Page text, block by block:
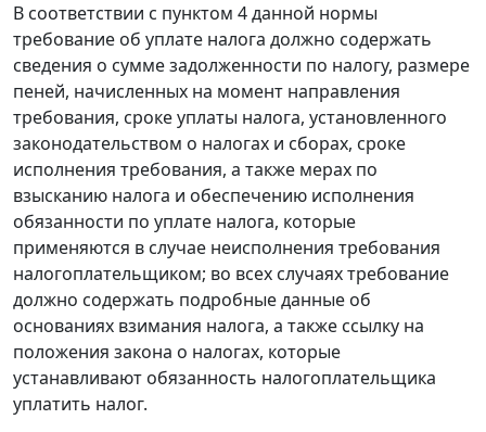
В соответствии с пунктом 4данной нормы
требование об уплате налога должно содержать
сведения о сумме задолженности по налогу, размере
пеней, начисленных на момент направления
требования, сроке уплаты налога, установленного
законодательством о налогах и сборах, сроке
исполнения требования, а также мерах по
взысканию налога и обеспечению исполнения
обязанности по уплате налога, которые
применяются в случае неисполнения требования
налогоплательщиком; во всех случаях требование
должно содержать подробные данные об
основаниях взимания налога, а также ссылку на
положения закона о налогах, которые
устанавливают обязанность налогоплательщика
уплатить налог.